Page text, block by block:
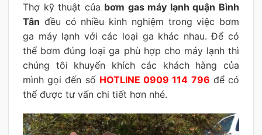
Thợ kỹ thuật của bơm gas máy lạnh quận Bình
Tân đều có nhiều kinh nghiệm trong việc bơm
ga máy lạnh với các loại ga khác nhau. Để có
thể bơm đúng loại ga phù hợp cho máy lạnh thì
chúng tôi khuyến khích các khách hàng của
mình gọi đến số HOTLINE 0909 114 796 để có
thể được tư vấn chi tiết hơn nhé.